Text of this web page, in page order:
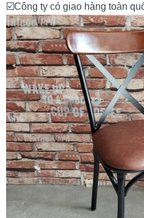
☑️Công ty có giao hàng toàn